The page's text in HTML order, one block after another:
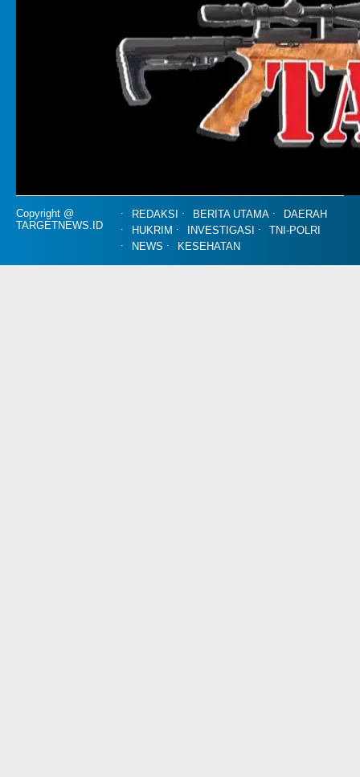
Copyright @
TARGETNEWS.ID
REDAKSI BERITA UTAMA
DAERAH
HUKRIM
INVESTIGASI
TNI-POLRI
NEWS
KESEHATAN